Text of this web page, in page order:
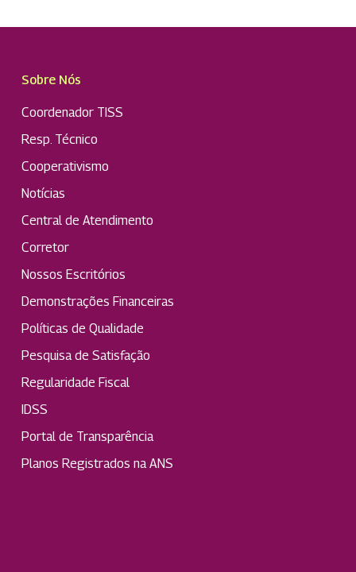
Sobre Nós
Coordenador TISS
Resp. Técnico
Cooperativismo
Notícias
Central de Atendimento
Corretor
Nossos Escritórios
Demonstrações Financeiras
Políticas de Qualidade
Pesquisa de Satisfação
Regularidade Fiscal
IDSS
Portal de Transparência
Planos Registrados na ANS